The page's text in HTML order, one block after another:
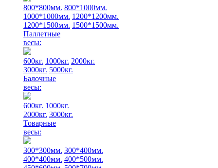
800*800мм. 800*1000мм.
1000*1000мм. 1200*1200мм.
1200*1500мм. 1500*1500мм.
Паллетные
весы:
600кг. 1000кг. 2000кг.
3000кг. 5000кг.
Балочные
весы:
600кг. 1000кг.
2000кг. 3000кг.
Товарные
весы:
300*300мм. 300*400мм.
400*400мм. 400*500мм.